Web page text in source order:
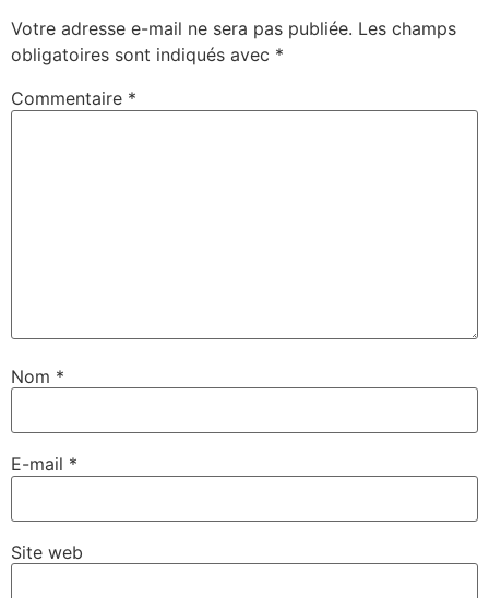
Votre adresse e-mail ne sera pas publiée. Les champs
obligatoires sont indiqués avec *
Commentaire *
Nom *
E-mail *
Site web